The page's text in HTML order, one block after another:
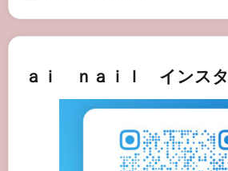
ａｉ ｎａｉｌ インスタ